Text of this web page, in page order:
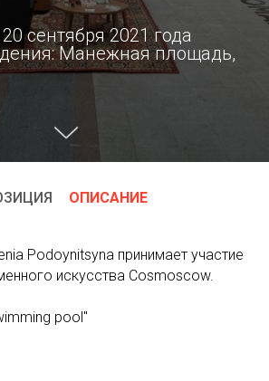
сентября 2021 года
Манежная площадь,
ОПИСАНИЕ
Podoynitsyna принимает участие
искусства Cosmoscow.
pool"